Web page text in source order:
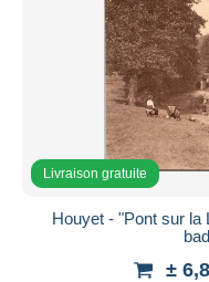
Livraison gratuite
Houyet - "Pont sur la
±